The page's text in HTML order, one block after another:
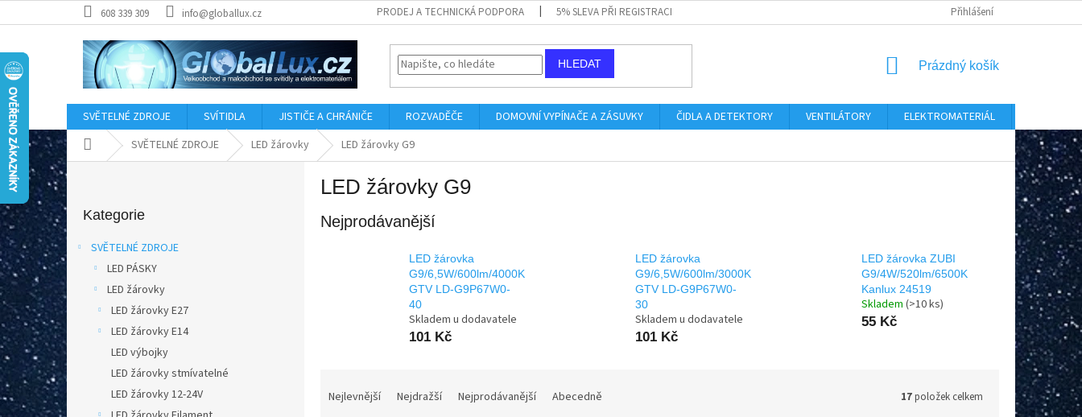
na
608 339 309 info@globallux.cz PRODEJ A TECHNICKÁ PODPORA 5% SLEVA PŘI REGISTRACI Přihlášení
HLEDAT
NÁKUPNÍ
Prázdný košík
SVĚTELNÉ ZDROJE SVÍTIDLA JISTIČE A CHRÁNIČE ROZVADĚČE DOMOVNÍ VYPÍNAČE A ZÁSUVKY ČIDLA A DETEKTORY VENTILÁTORY ELEKTROMATERIÁL
Domů SVĚTELNÉ ZDROJE LED žárovky LED žárovky G9
P
s
r
a
n
í
a
n
e
l
kategorie
Kategorie
SVĚTELNÉ ZDROJE
LED PÁSKY
LED žárovky
LED žárovky E27
LED žárovky E14
LED výbojky
LED žárovky stmívatelné
LED žárovky 12-24V
LED žárovky G9
Nejprodávanější
LED žárovka
G9/6,5W/600lm/4000K
GTV LD-G9P67W0-
40
Skladem u dodavatele
101 Kč
LED žárovka
G9/6,5W/600lm/3000K
GTV LD-G9P67W0-
30
Skladem u dodavatele
101 Kč
LED žárovka ZUBI
G9/4W/520lm/6500K
Kanlux 24519
Skladem (>10 ks)
55 Kč
Nejlevnější Nejdražší Nejprodávanější Abecedně 17položek celkem